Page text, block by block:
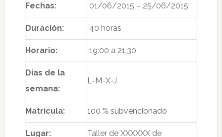
Fechas: 01/06/2015 – 25/06/2015
Duración: 40 horas
Horario: 19:00 a 21:30
Días de la
semana:
L-M-X-J
Matrícula: 100 % subvencionado
Lugar:
Taller de XXXXXX de